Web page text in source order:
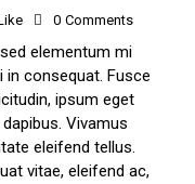
0 Comments
elementum mi
in consequat. Fusce
ipsum eget
Vivamus
eleifend tellus.
vitae, eleifend ac,